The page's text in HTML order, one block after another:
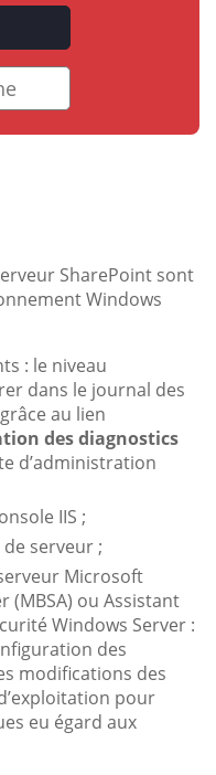
SharePoint sont
Windows
: le niveau
dans le journal des
au lien
des diagnostics
d’administration
IIS ;
serveur ;
Microsoft
(MBSA) ou Assistant
Windows Server :
des
modifications des
pour
eu égard aux